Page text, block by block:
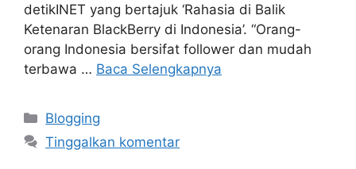
detikINET yang bertajuk ‘Rahasia di Balik
Ketenaran BlackBerry di Indonesia’. “Orang-
orang Indonesia bersifat follower dan mudah
terbawa … Baca Selengkapnya
Kategori
Blogging
Tinggalkan komentar